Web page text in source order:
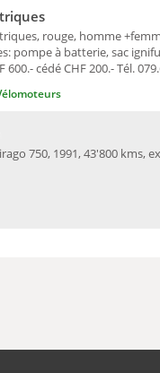
rouge, homme
pompe à batterie, sac
600.- cédé CHF 200.- Tél.
750, 1991, 43'800 kms,